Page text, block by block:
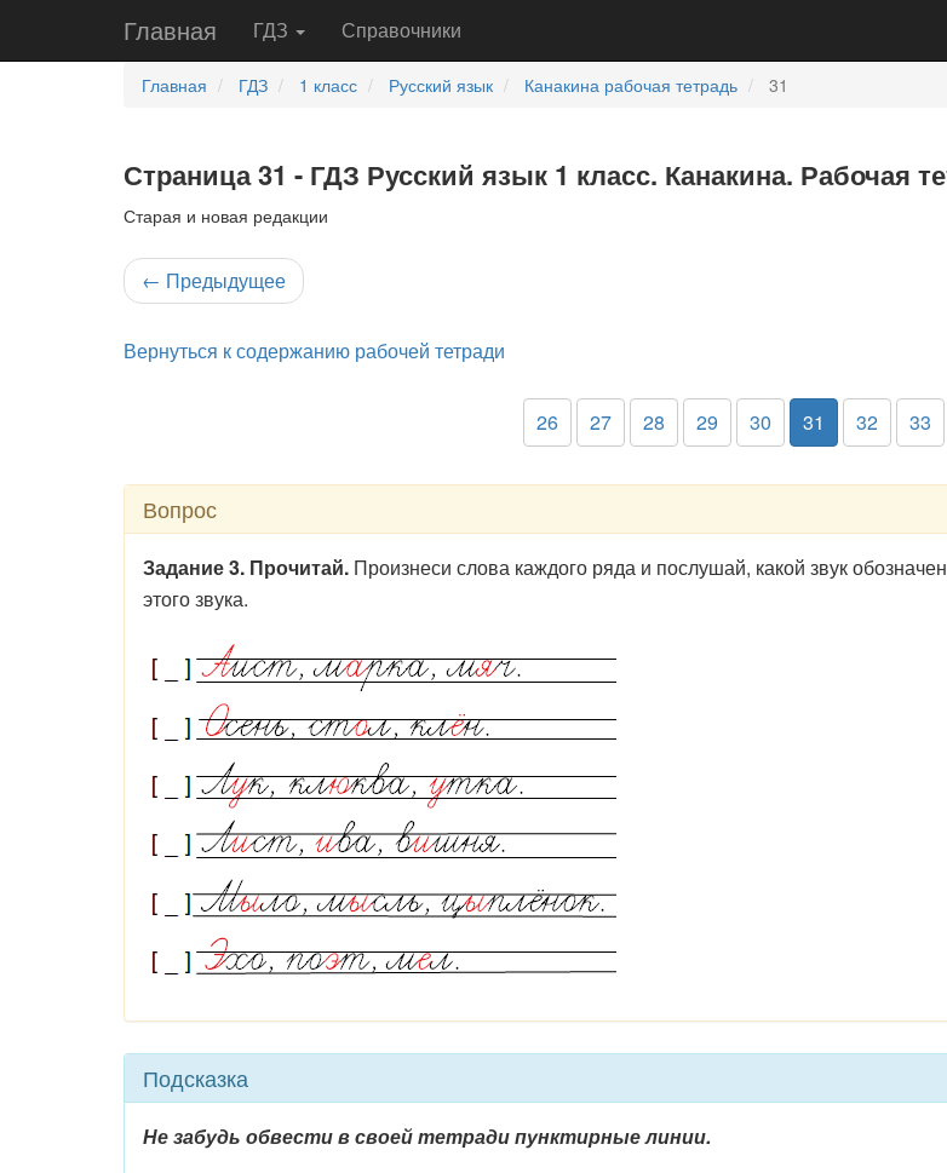
Главная ГДЗ Справочники
Главная ГДЗ 1 класс Русский язык Канакина рабочая тетрадь 31
Страница 31 - ГДЗ Русский язык 1 класс. Канакина. Рабочая
Старая и новая редакции
← Предыдущее
Вернуться к содержанию рабочей тетради
26 27 28 29 30 31 32 33
Вопрос
Задание 3. Прочитай. Произнеси слова каждого ряда и послушай, какой звук
этого звука.
Подсказка
Не забудь обвести в своей тетради пунктирные линии.